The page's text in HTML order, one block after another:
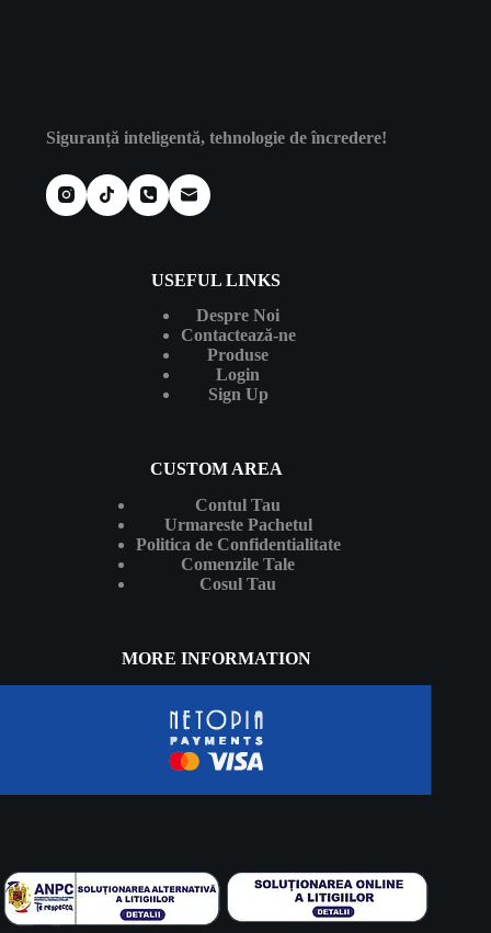
Siguranță inteligentă, tehnologie de încredere!
USEFUL LINKS
Despre Noi
Contactează-ne
Produse
Login
Sign Up
CUSTOM AREA
Contul Tau
Urmareste Pachetul
Politica de Confidentialitate
Comenzile Tale
Cosul Tau
MORE INFORMATION